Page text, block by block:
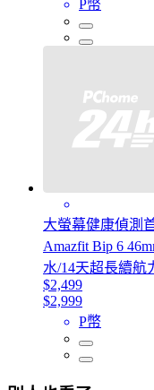
P幣
大螢幕健康偵測
Amazfit Bip 6
水/14天超長續航
$2,499
$2,999
P幣